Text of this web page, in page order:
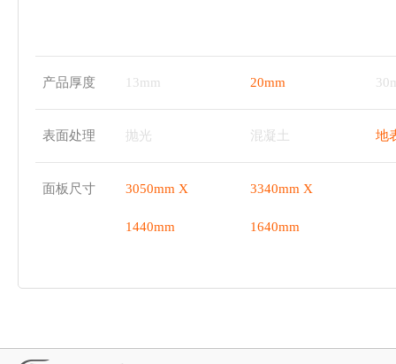
产品厚度 13mm 20mm
表面处理 抛光 混凝土 地
面板尺寸 3050mm X
1440mm
3340mm X
1640mm